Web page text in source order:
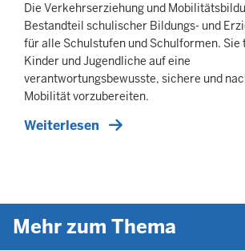
Die Verkehrserziehung und
Bestandteil schulischer Bildungs- und
für alle Schulstufen und Schulformen. Sie
Kinder und Jugendliche auf eine
verantwortungsbewusste, sichere und
Mobilität vorzubereiten.
Weiterlesen
Mehr zum Thema